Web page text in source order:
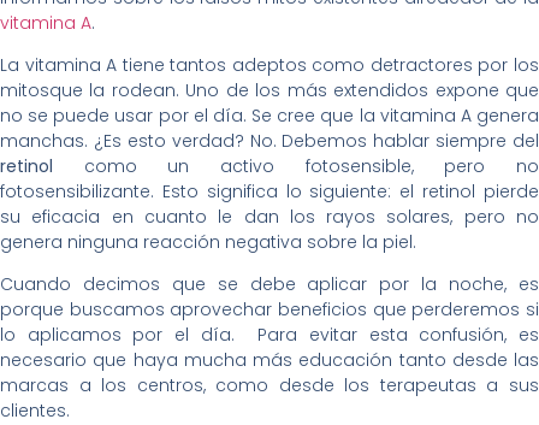
vitamina A.
La vitamina A tiene tantos adeptos como detractores por los
mitosque la rodean. Uno de los más extendidos expone que
no se puede usar por el día. Se cree que la vitamina A genera
manchas. ¿Es esto verdad? No. Debemos hablar siempre del
retinol como un activo fotosensible, pero no
fotosensibilizante. Esto significa lo siguiente: el retinol pierde
su eficacia en cuanto le dan los rayos solares, pero no
genera ninguna reacción negativa sobre la piel.
Cuando decimos que se debe aplicar por la noche, es
porque buscamos aprovechar beneficios que perderemos si
lo aplicamos por el día. Para evitar esta confusión, es
necesario que haya mucha más educación tanto desde las
marcas a los centros, como desde los terapeutas a sus
clientes.